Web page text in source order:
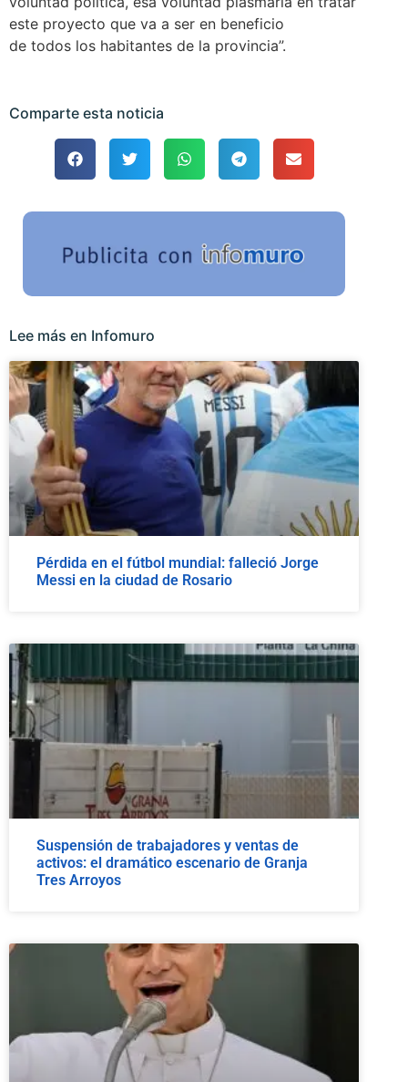
este proyecto que va a ser en beneficio
de todos los habitantes de la provincia”.
Comparte esta noticia
Lee más en Infomuro
Pérdida en el fútbol mundial: falleció Jorge
Messi en la ciudad de Rosario
Suspensión de trabajadores y ventas de
activos: el dramático escenario de Granja
Tres Arroyos